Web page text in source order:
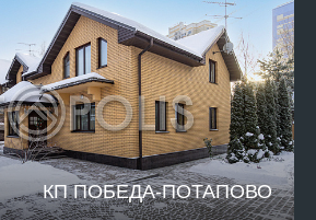
КП ПОБЕДА-ПОТАПОВО